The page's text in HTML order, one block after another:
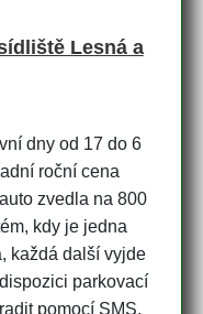
Lesná a
dny od 17 do 6
roční cena
zvedla na 800
kdy je jedna
každá další vyjde
parkovací
pomocí SMS,